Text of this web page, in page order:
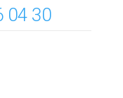
04 30